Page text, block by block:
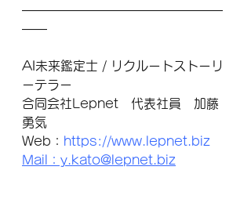
――――――――――――――――
――
AI未来鑑定士 / リクルートストーリ
ーテラー
合同会社Lepnet　代表社員　加藤
勇気
Web： https://www.lepnet.biz
Mail：y.kato@lepnet.biz